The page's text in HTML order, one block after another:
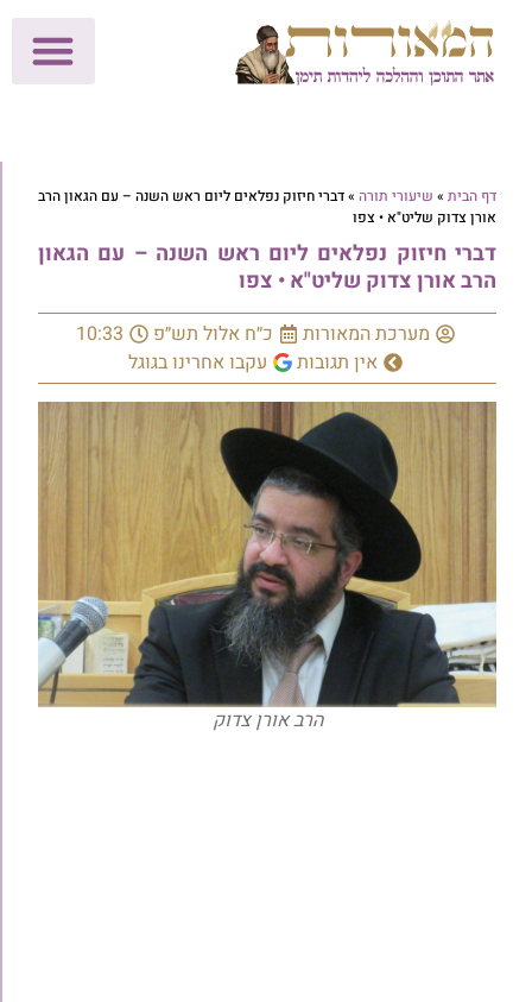
דף הבית » שיעורי תורה »דברי חיזוק נפלאים ליום ראש השנה – עם הגאון הרב
אורן צדוק שליט"א • צפו
דברי חיזוק נפלאים ליום ראש השנה – עם הגאון
הרב אורן צדוק שליט"א • צפו
מערכת המאורות כ״ח אלול תש״פ
10:33
אין תגובות
עקבו אחרינו בגוגל
הרב אורן צדוק